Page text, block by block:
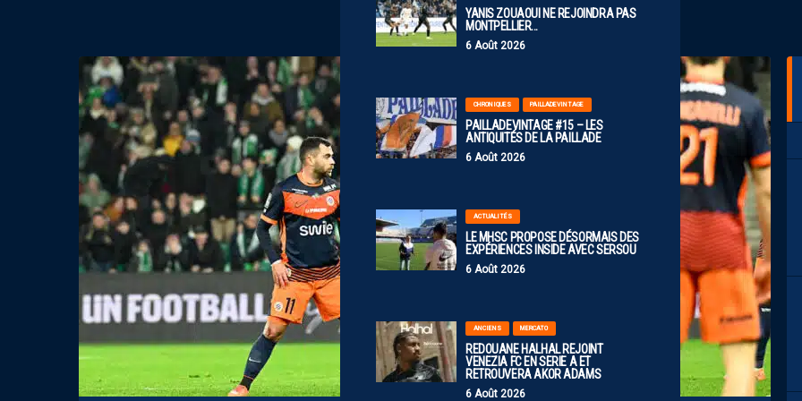
YANIS ZOUAOUI NE REJOINDRA PAS
MONTPELLIER…
6 Août 2026
CHRONIQUES PAILLADEVINTAGE
PAILLADEVINTAGE #15 – LES
ANTIQUITÉS DE LA PAILLADE
6 Août 2026
ACTUALITÉS
LE MHSC PROPOSE DÉSORMAIS DES
EXPÉRIENCES INSIDE AVEC SERSOU
6 Août 2026
ANCIENS MERCATO
REDOUANE HALHAL REJOINT
VENEZIA FC EN SERIE A ET
RETROUVERA AKOR ADAMS
6 Août 2026